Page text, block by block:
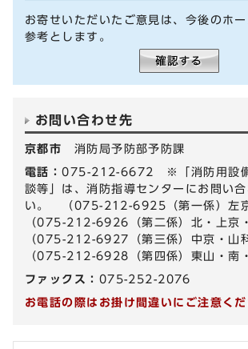
お寄せいただいたご意見は、今後のホ
参考とします。
お問い合わせ先
京都市 消防局予防部予防課
電話：075-212-6672 ※「消防用設備
談等」は、消防指導センターにお問い
い。 （075-212-6925（第一係）左京
（075-212-6926（第二係）北・上京
（075-212-6927（第三係）中京・山
（075-212-6928（第四係）東山・南
ファックス： 075-252-2076
お電話の際はお掛け間違いにご注意くだ